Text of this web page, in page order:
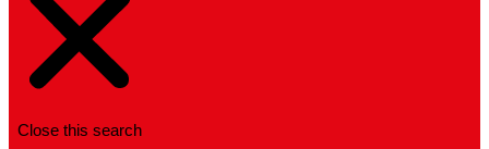
Close this search